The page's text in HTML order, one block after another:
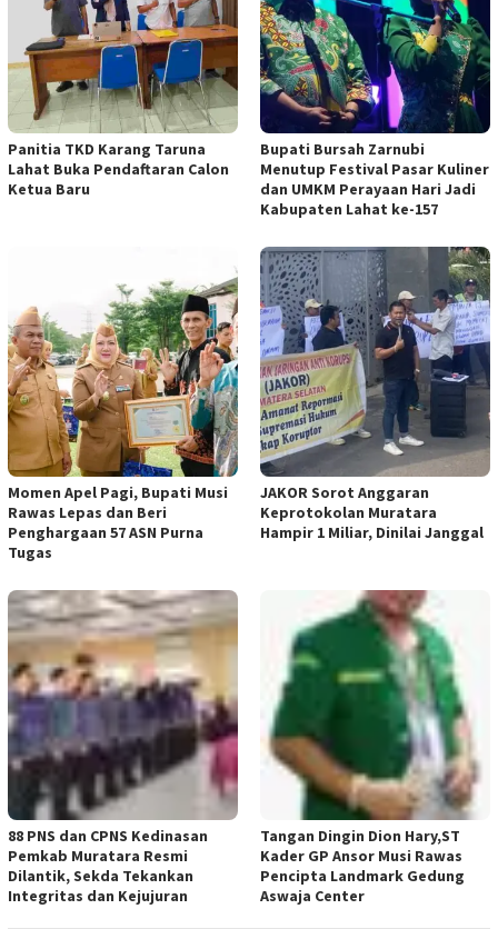
Panitia TKD Karang Taruna
Lahat Buka Pendaftaran Calon
Ketua Baru
Bupati Bursah Zarnubi
Menutup Festival Pasar Kuliner
dan UMKM Perayaan Hari Jadi
Kabupaten Lahat ke-157
Momen Apel Pagi, Bupati Musi
Rawas Lepas dan Beri
Penghargaan 57 ASN Purna
Tugas
JAKOR Sorot Anggaran
Keprotokolan Muratara
Hampir 1 Miliar, Dinilai Janggal
88 PNS dan CPNS Kedinasan
Pemkab Muratara Resmi
Dilantik, Sekda Tekankan
Integritas dan Kejujuran
Tangan Dingin Dion Hary,ST
Kader GP Ansor Musi Rawas
Pencipta Landmark Gedung
Aswaja Center